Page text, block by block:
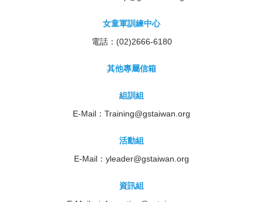
女童軍訓練中心
電話：(02)2666-6180
其他專屬信箱
組訓組
E-Mail： Training@gstaiwan.org
活動組
E-Mail： yleader@gstaiwan.org
資訊組